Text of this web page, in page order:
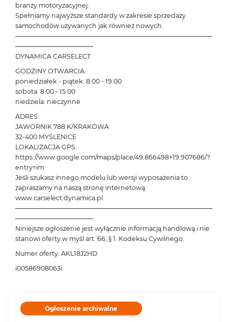
branży motoryzacyjnej.
Spełniamy najwyższe standardy w zakresie sprzedaży
samochodów używanych jak również nowych.
───────────────────────────────────────────
─────────────────
DYNAMICA CARSELECT
GODZINY OTWARCIA:
poniedziałek - piątek: 8.00 - 19.00
sobota: 8.00 - 15.00
niedziela: nieczynne
ADRES:
JAWORNIK 788 K/KRAKOWA
32-400 MYŚLENICE
LOKALIZACJA GPS:
https://www.google.com/maps/place/49.866498+19.907686/?
entry=im
Jeśli szukasz innego modelu lub wersji wyposażenia to
zapraszamy na naszą stronę internetową
www.carselect.dynamica.pl
───────────────────────────────────────────
─────────────────
Niniejsze ogłoszenie jest wyłącznie informacją handlową i nie
stanowi oferty w myśl art. 66, § 1. Kodeksu Cywilnego.
Numer oferty: AKL18J2HD
i00586908063i
Ogłoszenie archiwalne